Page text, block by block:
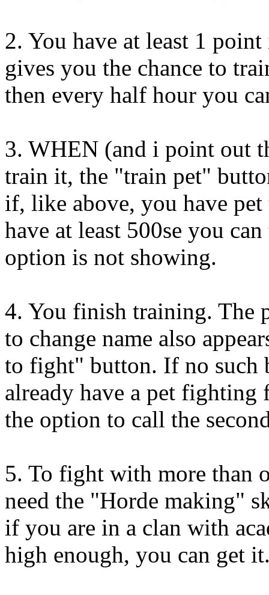
2. You have at least 1
gives you the chance to
then every half hour you
3. WHEN (and i point out
train it, the "train pet"
if, like above, you have
have at least 500se you
option is not showing.
4. You finish training. The
to change name also
to fight" button. If no such
already have a pet fighting
the option to call the
5. To fight with more than
need the "Horde making"
if you are in a clan with
high enough, you can get